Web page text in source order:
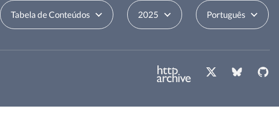
Tabela de Conteúdos 2025 Português